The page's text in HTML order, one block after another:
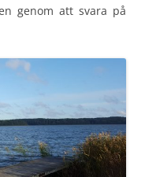
genom att svara på